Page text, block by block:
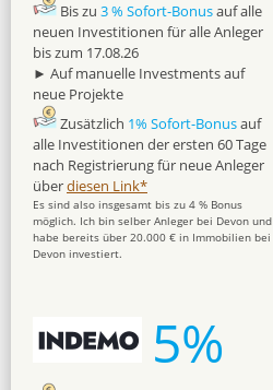
Bis zu 3 % Sofort-Bonusauf alle
neuen Investitionen für alle Anleger
bis zum 17.08.26
► Auf manuelle Investments auf
neue Projekte
Zusätzlich 1% Sofort-Bonusauf
alle Investitionen der ersten 60 Tage
nach Registrierung für neue Anleger
überdiesen Link*
Es sind also insgesamt bis zu 4 % Bonus
möglich. Ich bin selber Anleger bei Devon und
habe bereits über 20.000 € in Immobilien bei
Devon investiert.
5%